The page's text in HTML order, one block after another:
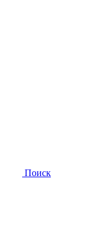
Поиск